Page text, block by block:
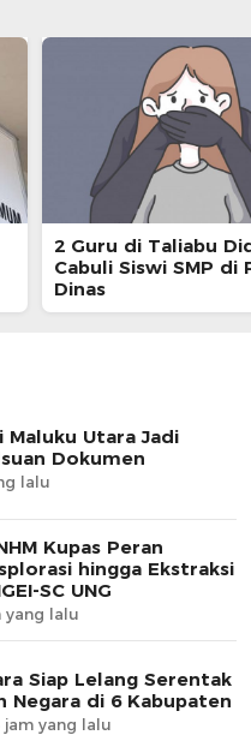
2 Guru di Taliabu
Cabuli Siswi SMP di
Dinas
Maluku Utara Jadi
Dokumen
lalu
Kupas Peran
hingga Ekstraksi
SC UNG
yang lalu
Siap Lelang Serentak
Negara di 6 Kabupaten
jam yang lalu